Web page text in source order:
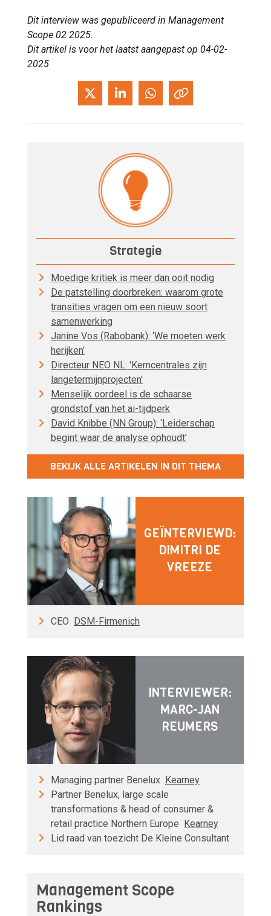
Dit interview was gepubliceerd in Management
Scope 02 2025.
Dit artikel is voor het laatst aangepast op 04-02-
2025
Strategie
Moedige kritiek is meer dan ooit nodig
De patstelling doorbreken: waarom grote
transities vragen om een nieuw soort
samenwerking
Janine Vos (Rabobank): ‘We moeten werk
herijken’
Directeur NEO NL: 'Kerncentrales zijn
langetermijnprojecten'
Menselijk oordeel is de schaarse
grondstof van het ai-tijdperk
David Knibbe (NN Group): ‘Leiderschap
begint waar de analyse ophoudt’
BEKIJK ALLE ARTIKELEN IN DIT THEMA
GEÏNTERVIEWD:
DIMITRI DE
VREEZE
CEO DSM-Firmenich
INTERVIEWER:
MARC-JAN
REUMERS
Managing partner Benelux Kearney
Partner Benelux, large scale
transformations & head of consumer &
retail practice Northern Europe
Kearney
Lid raad van toezicht De Kleine Consultant
Management Scope
Rankings